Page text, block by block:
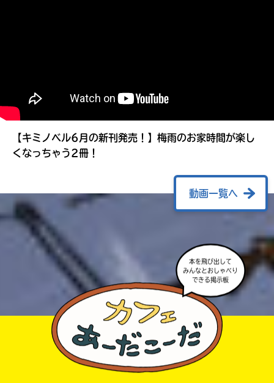
【キミノベル6月の新刊発売！】梅雨のお家時間が楽し
くなっちゃう2冊！
動画一覧へ
本を飛び出して
みんなとおしゃべり
できる掲示板